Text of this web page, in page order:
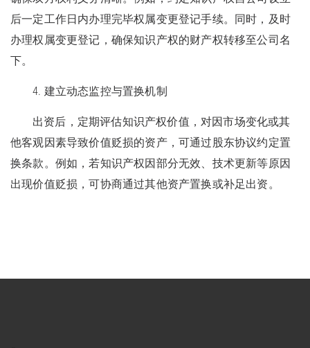
后一定工作日内办理完毕权属变更登记手续。同时，及时
办理权属变更登记，确保知识产权的财产权转移至公司名
下。
4. 建立动态监控与置换机制
出资后，定期评估知识产权价值，对因市场变化或其
他客观因素导致价值贬损的资产，可通过股东协议约定置
换条款。例如，若知识产权因部分无效、技术更新等原因
出现价值贬损，可协商通过其他资产置换或补足出资。